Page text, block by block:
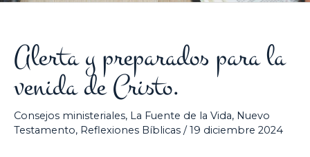
Alerta y preparados para la
venida de Cristo.
Consejos ministeriales, La Fuente de la Vida, Nuevo
Testamento, Reflexiones Bíblicas /19 diciembre 2024